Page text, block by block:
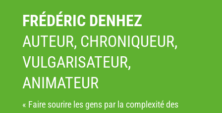
FRÉDÉRIC DENHEZ
AUTEUR, CHRONIQUEUR,
VULGARISATEUR,
ANIMATEUR
« Faire sourire les gens par la complexité des